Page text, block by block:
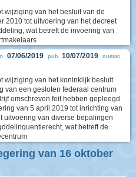
wijziging van het besluit van de
2010 tot uitvoering van het decreet
wat betreft de invoering van
07/06/2019 pub. 10/07/2019 numac
wijziging van het koninklijk besluit
van een gesloten federaal centrum
omschreven feit hebben gepleegd
van 5 april 2019 tot inrichting van
uitvoering van diverse bepalingen
wat betreft de
van 16 oktober